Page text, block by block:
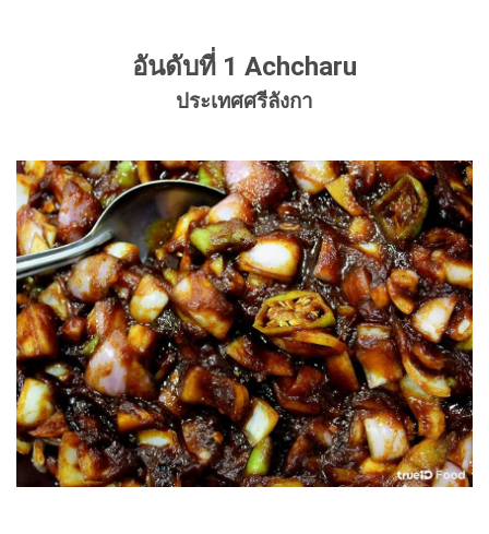
อันดับที่ 1 Achcharu
ประเทศศรีลังกา